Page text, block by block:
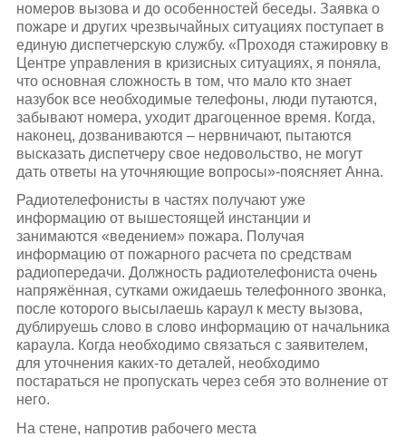
номеров вызова и до особенностей беседы. Заявка о
пожаре и других чрезвычайных ситуациях поступает в
единую диспетчерскую службу. «Проходя стажировку в
Центре управления в кризисных ситуациях, я поняла,
что основная сложность в том, что мало кто знает
назубок все необходимые телефоны, люди путаются,
забывают номера, уходит драгоценное время. Когда,
наконец, дозваниваются – нервничают, пытаются
высказать диспетчеру свое недовольство, не могут
дать ответы на уточняющие вопросы»-поясняет Анна.
Радиотелефонисты в частях получают уже
информацию от вышестоящей инстанции и
занимаются «ведением» пожара. Получая
информацию от пожарного расчета по средствам
радиопередачи. Должность радиотелефониста очень
напряжённая, сутками ожидаешь телефонного звонка,
после которого высылаешь караул к месту вызова,
дублируешь слово в слово информацию от начальника
караула. Когда необходимо связаться с заявителем,
для уточнения каких-то деталей, необходимо
постараться не пропускать через себя это волнение от
него.
На стене, напротив рабочего места